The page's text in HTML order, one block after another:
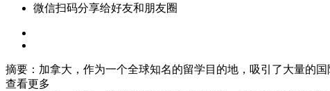
微信扫码分享给好友和朋友圈
摘要： 加拿大，作为一个全球知名的留学目的地，吸引了大量的
查看更多